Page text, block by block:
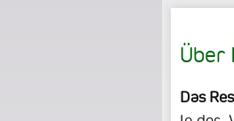
Über
Das